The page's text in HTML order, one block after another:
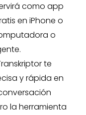
como app
en iPhone o
o
te
y rápida en
la herramienta